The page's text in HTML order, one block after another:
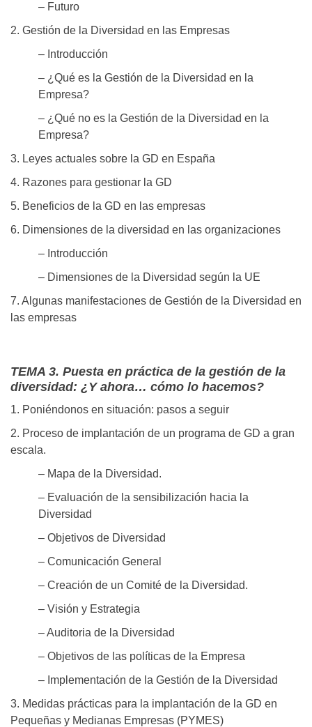
– Futuro
2. Gestión de la Diversidad en las Empresas
– Introducción
– ¿Qué es la Gestión de la Diversidad en la
Empresa?
– ¿Qué no es la Gestión de la Diversidad en la
Empresa?
3. Leyes actuales sobre la GD en España
4. Razones para gestionar la GD
5. Beneficios de la GD en las empresas
6. Dimensiones de la diversidad en las organizaciones
– Introducción
– Dimensiones de la Diversidad según la UE
7. Algunas manifestaciones de Gestión de la Diversidad en
las empresas
TEMA 3. Puesta en práctica de la gestión de la
diversidad: ¿Y ahora… cómo lo hacemos?
1. Poniéndonos en situación: pasos a seguir
2. Proceso de implantación de un programa de GD a gran
escala.
– Mapa de la Diversidad.
– Evaluación de la sensibilización hacia la
Diversidad
– Objetivos de Diversidad
– Comunicación General
– Creación de un Comité de la Diversidad.
– Visión y Estrategia
– Auditoria de la Diversidad
– Objetivos de las políticas de la Empresa
– Implementación de la Gestión de la Diversidad
3. Medidas prácticas para la implantación de la GD en
Pequeñas y Medianas Empresas (PYMES)